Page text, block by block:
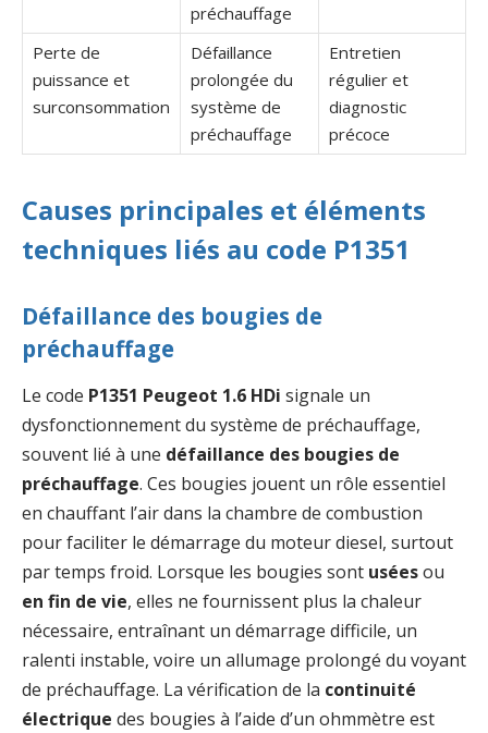
préchauffage
Perte de
puissance et
surconsommation
Défaillance
prolongée du
système de
préchauffage
Entretien
régulier et
diagnostic
précoce
Causes principales et éléments
techniques liés au code P1351
Défaillance des bougies de
préchauffage
Le code P1351 Peugeot 1.6 HDi signale un
dysfonctionnement du système de préchauffage,
souvent lié à une défaillance des bougies de
préchauffage. Ces bougies jouent un rôle essentiel
en chauffant l’air dans la chambre de combustion
pour faciliter le démarrage du moteur diesel, surtout
par temps froid. Lorsque les bougies sont uséesou
en fin de vie, elles ne fournissent plus la chaleur
nécessaire, entraînant un démarrage difficile, un
ralenti instable, voire un allumage prolongé du voyant
de préchauffage. La vérification de la continuité
électrique des bougies à l’aide d’un ohmmètre est